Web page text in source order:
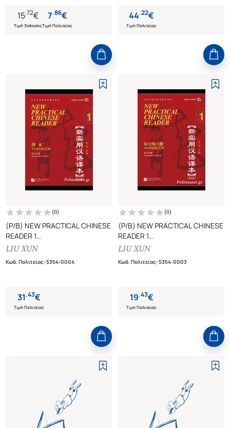
15.72€
Τιμή Έκδοσης
7.86€
Τιμή Πολιτείας
44.22€
Τιμή Πολιτείας
(0)
(P/B) NEW PRACTICAL CHINESE
READER 1
TEXTBOOK (ANNOTATED IN
LIU XUN
Κωδ. Πολιτείας:5354-0004
31.43€
Τιμή Πολιτείας
(0)
(P/B) NEW PRACTICAL CHINESE
READER 1
WORKBOOK (ANNOTATED IN
LIU XUN
Κωδ. Πολιτείας:5354-0003
19.43€
Τιμή Πολιτείας